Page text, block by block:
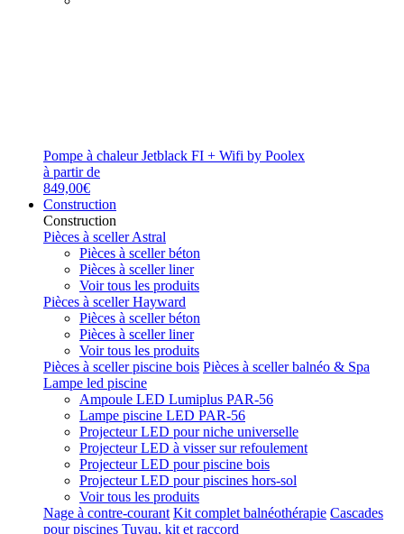
Pompe à chaleur Jetblack FI + Wifi by Poolex
à partir de
849,00€
Construction
Construction
Pièces à sceller Astral
Pièces à sceller béton
Pièces à sceller liner
Voir tous les produits
Pièces à sceller Hayward
Pièces à sceller béton
Pièces à sceller liner
Voir tous les produits
Pièces à sceller piscine bois Pièces à sceller balnéo & Spa
Lampe led piscine
Ampoule LED Lumiplus PAR-56
Lampe piscine LED PAR-56
Projecteur LED pour niche universelle
Projecteur LED à visser sur refoulement
Projecteur LED pour piscine bois
Projecteur LED pour piscines hors-sol
Voir tous les produits
Nage à contre-courant Kit complet balnéothérapie Cascades
pour piscines Tuyau, kit et raccord